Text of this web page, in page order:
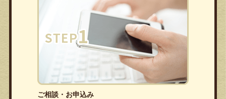
ご相談・お申込み